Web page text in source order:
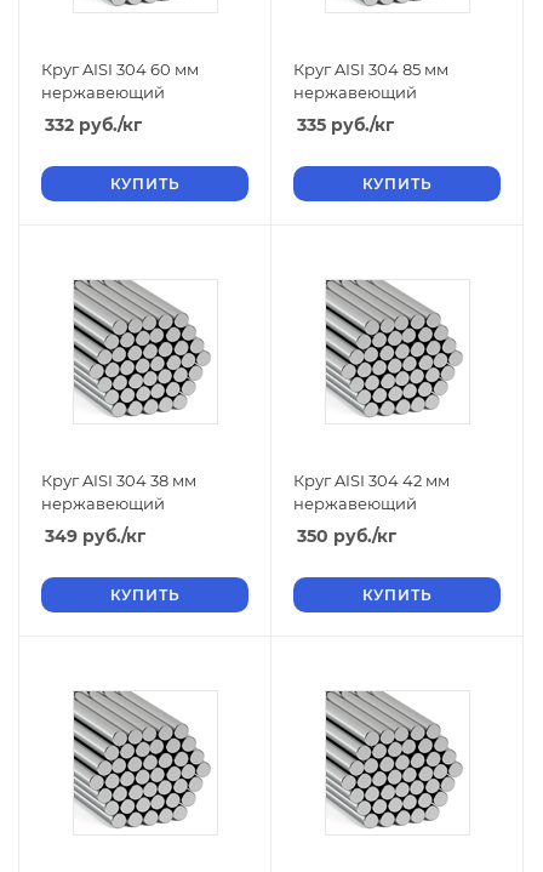
Круг AISI 304 60 мм
нержавеющий
332 руб./кг
КУПИТЬ
Круг AISI 304 85 мм
нержавеющий
335 руб./кг
КУПИТЬ
Круг AISI 304 38 мм
нержавеющий
349 руб./кг
КУПИТЬ
Круг AISI 304 42 мм
нержавеющий
350 руб./кг
КУПИТЬ